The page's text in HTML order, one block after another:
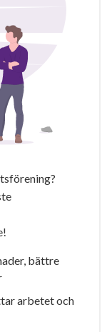
bättre
arbetet och